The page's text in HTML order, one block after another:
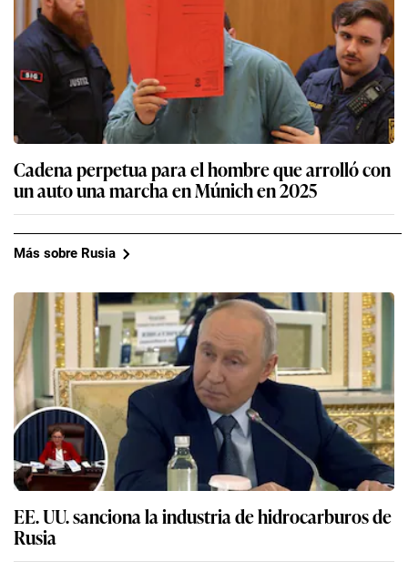
Cadena perpetua para el hombre que arrolló con
un auto una marcha en Múnich en 2025
Más sobre Rusia
EE. UU. sanciona la industria de hidrocarburos de
Rusia